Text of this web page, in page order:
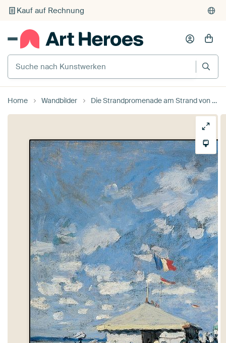
Kauf auf Rechnung
Individueller Druck auf Bestellung
Suche nach Kunstwerken
Home Wandbilder Die Strandpromenade am Strand von Trouville, Claude Monet